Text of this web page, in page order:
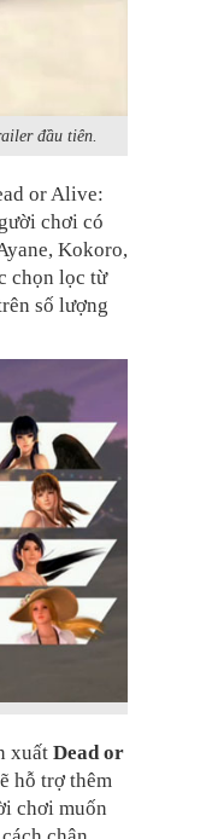
đầu tiên.
or Alive:
chơi có
Kokoro,
chọn lọc từ
số lượng
xuất Dead or
hỗ trợ thêm
chơi muốn